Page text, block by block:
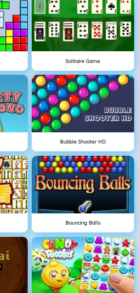
Solitaire Game
Bubble Shooter HD
Bouncing Balls